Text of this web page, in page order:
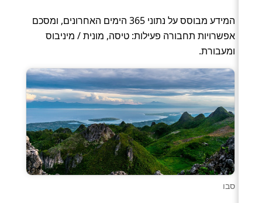
המידע מבוסס על נתוני 365 הימים האחרונים, ומסכם
אפשרויות תחבורה פעילות: טיסה, מונית / מיניבוס
ומעבורת.
סבו